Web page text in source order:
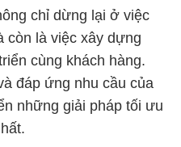
chỉ dừng lại ở việc
còn là việc xây dựng
cùng khách hàng.
đáp ứng nhu cầu của
những giải pháp tối ưu